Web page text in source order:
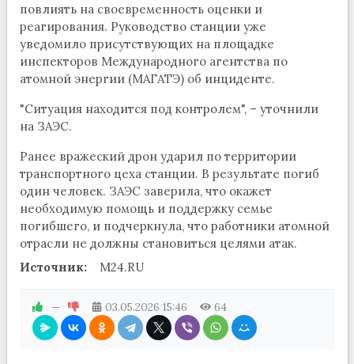
повлиять на своевременность оценки и
реагирования. Руководство станции уже
уведомило присутствующих на площадке
инспекторов Международного агентства по
атомной энергии (МАГАТЭ) об инциденте.
"Ситуация находится под контролем", – уточнили
на ЗАЭС.
Ранее вражеский дрон ударил по территории
транспортного цеха станции. В результате погиб
один человек. ЗАЭС заверила, что окажет
необходимую помощь и поддержку семье
погибшего, и подчеркнула, что работники атомной
отрасли не должны становиться целями атак.
Источник:
M24.RU
— 03.05.2026 15:46 64